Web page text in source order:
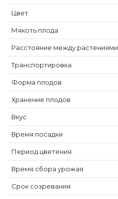
Цвет
Мякоть плода
Расстояние между растениями
Транспортировка
Форма плодов
Хранение плодов
Вкус
Время посадки
Период цветения
Время сбора урожая
Срок созревания